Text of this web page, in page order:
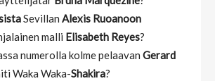
Sevillan Alexis Ruoanoon
malli Elisabeth Reyes?
numerolla kolme pelaavan Gerard
Waka Waka-Shakira?